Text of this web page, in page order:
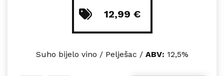
12,99 €
Suho bijelo vino / Pelješac / ABV: 12,5%